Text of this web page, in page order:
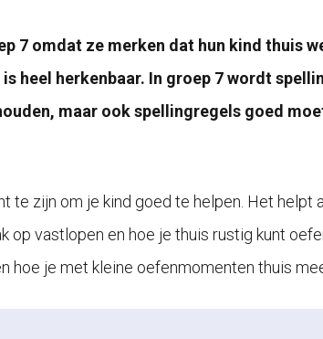
7 omdat ze merken dat hun kind thuis
heel herkenbaar. In groep 7 wordt
maar ook spellingregels goed
te zijn om je kind goed te helpen. Het
op vastlopen en hoe je thuis rustig kunt
hoe je met kleine oefenmomenten thuis